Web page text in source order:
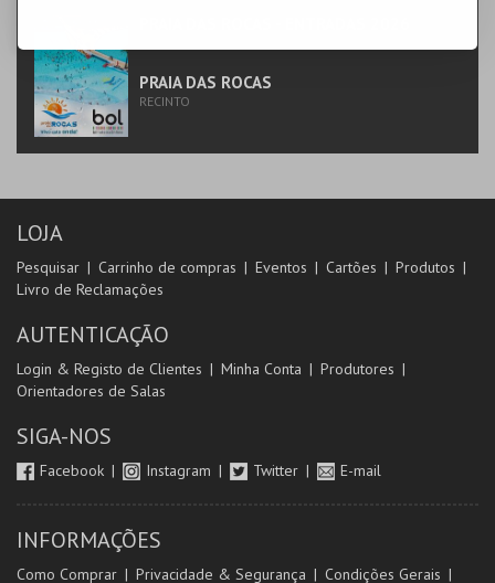
PRAIA DAS ROCAS
RECINTO
LOJA
Pesquisar Carrinho de compras Eventos Cartões
Produtos
Livro de Reclamações
AUTENTICAÇÃO
Login & Registo de Clientes Minha Conta
Produtores
Orientadores de Salas
SIGA-NOS
Facebook Instagram Twitter E-mail
INFORMAÇÕES
Como Comprar Privacidade & Segurança Condições Gerais